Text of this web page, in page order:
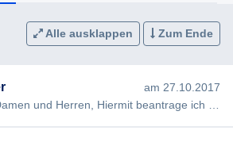
Alle ausklappen Zum Ende
am 27.10.2017